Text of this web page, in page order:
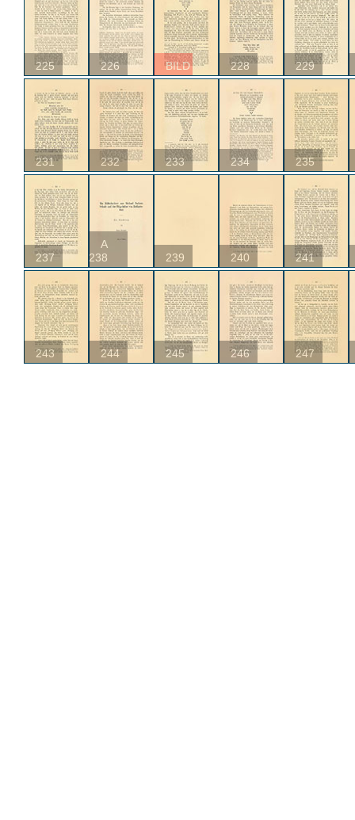
225 226 BILD 228 229
231 232 233 234 235
237
A
238
239 240 241
243 244 245 246 247